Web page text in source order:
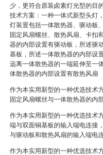
少，更符合原装卤素灯光型的目
技术方案：一种一体式新型头灯
灯装置包括一体散热器、驱动板
固定风扇螺丝、散热风扇、卡扣
器的内部设置有驱动板，所述驱
基板，所述一体散热器的内部设
远离一体散热器的一端延伸至一
体散热器的内部设置有散热风扇
作为本实用新型的一种优选技术
固定风扇螺丝与一体散热器的内
作为本实用新型的一种优选技术
端与双面铜基板的输入端电连接
与驱动板和散热风扇的输入端电连
作为本实用新型的一种优选技术